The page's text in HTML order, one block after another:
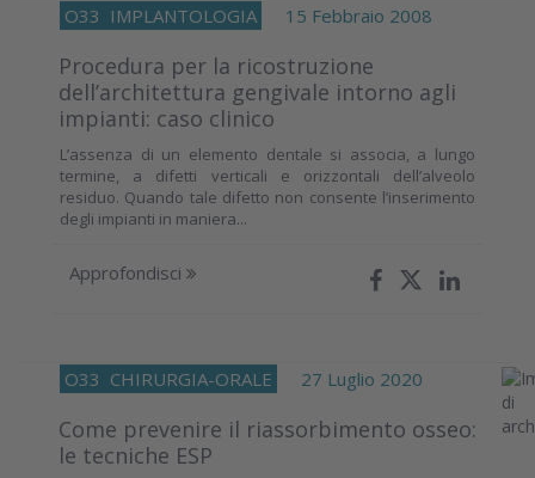
O33 IMPLANTOLOGIA 15 Febbraio 2008
Procedura per la ricostruzione
dell’architettura gengivale intorno agli
impianti: caso clinico
L’assenza di un elemento dentale si associa, a lungo
termine, a difetti verticali e orizzontali dell’alveolo
residuo. Quando tale difetto non consente l’inserimento
degli impianti in maniera...
Approfondisci
O33 CHIRURGIA-ORALE 27 Luglio 2020
Come prevenire il riassorbimento osseo:
le tecniche ESP